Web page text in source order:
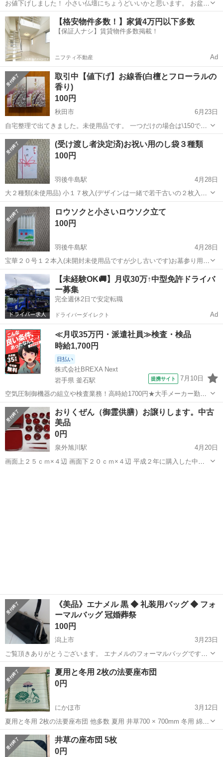
お値下げしました！ 小さい仏壇にちょうどいいかと思います。 お盆の
贈り物にぴったりだと思います。
秋田 秋田市 羽後牛島駅 冠婚葬祭 仏壇
【格安物件多数！】家賃4万円以下多数
【保証人ナシ】賃貸物件多数掲載！
ニフティ不動産 Ad
取引中【値下げ】お線香(白檀とフローラルの
香り)
100円
秋田市
6月23日
自宅整理で出てきました。未使用品です。 一つだけの場合は\150で
す。お盆の準備にいかがですか。 ★プロフを確認の上、お問い合わせ
ください★
秋田 秋田市 冠婚葬祭 白檀
(受け渡し者決定済)お祝い用のし袋３種類
100円
羽後牛島駅
4月28日
大２種類(未使用品) 小１７枚入(デザインは一緒で若干古いの２枚入で
全て未使用品) ５月中に問い合わせがなければ廃棄します。 受け渡し
日時と場所は要相談で宜しくお願い致します。 基本・時間は午前９時
から午後２０時頃まで対応...
秋田 秋田市 羽後牛島駅 冠婚葬祭 付近
ロウソクと小さいロウソク立て
100円
羽後牛島駅
4月28日
宝華２０号１２本入(未開封未使用品ですが少し古いです)お墓参り用？
カメヤマ大口一３号(８本程使用したので１２本) カメヤマ大口一１号
５(新品未使用品４０本入) 仏具ロウソク立て２個・高さ約９cm ５月中
に問い合わせがなけれ...
秋田 秋田市 羽後牛島駅 冠婚葬祭 付近
【未経験OK🚚】月収30万↑中型免許ドライバ
ー募集
完全週休2日で安定転職
ドライバーダイレクト Ad
≪月収35万円・派遣社員≫検査・検品
時給1,700円
日払い
株式会社BREXA Next
岩手県 釜石駅
提携サイト 7月10日
空気圧制御機器の組立や検査業務！高時給1700円★大手メーカー勤
務！嬉しい寮費無料！ワンルーム寮完備★マイカー通勤OK＆工場敷地
内に無料駐車場あり★！《岩手県釜石市》 人気の工場のお仕事 ◇空気
圧制御機器（シリンダ、バルブ...
岩手 釜石市 釜石駅 その他
おりくぜん（御霊供膳）お譲りします。中古
美品
0円
泉外旭川駅
4月20日
画面上２５ｃｍ×４辺 画面下２０ｃｍ×４辺 平成２年に購入した中古
《美品》エナメル 黒 ◆ 礼装用バッグ ◆ フォ
ーマルバッグ 冠婚葬祭
100円
潟上市
3月23日
ご覧頂きありがとうございます。 エナメルのフォーマルバッグです。
１、２度使用したのみです。 底が少々形崩れしています（画像３枚目
参照） 内ポケットあり。 都合により３月中しかお取引できません。
４月以降...
秋田 潟上市 冠婚葬祭 フォーマルバッグ
夏用と冬用 2枚の法要座布団
0円
にかほ市
3月12日
夏用と冬用 2枚の法要座布団 他多数 夏用 井草700 × 700mm 冬用 綿入
れ550 × 550 mm 実家売却の為、屋内屋外の品を売却をいたします。
秋田 にかほ市 冠婚葬祭 個人
井草の座布団 5枚
0円